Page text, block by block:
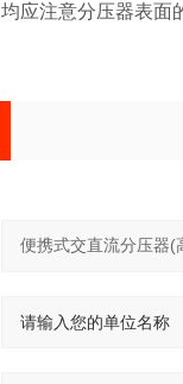
应注意分压器表面